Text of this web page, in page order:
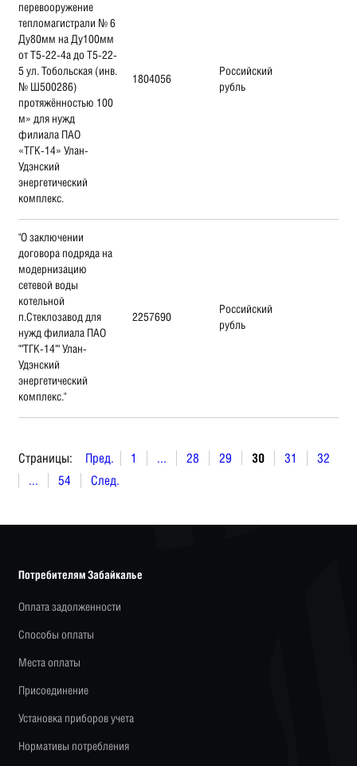
перевооружение
тепломагистрали № 6
Ду80мм на Ду100мм
от Т5-22-4а до Т5-22-
5 ул. Тобольская (инв.
№ Ш500286)
протяжённостью 100
м» для нужд
филиала ПАО
«ТГК-14» Улан-
Удэнский
энергетический
комплекс.
1804056
Российский
рубль
"О заключении
договора подряда на
модернизацию
сетевой воды
котельной
п.Стеклозавод для
нужд филиала ПАО
""ТГК-14"" Улан-
Удэнский
энергетический
комплекс."
2257690
Российский
рубль
Страницы: Пред. 1 ... 28 29 30 31
32
...
54 След.
Потребителям Забайкалье
Оплата задолженности
Способы оплаты
Места оплаты
Присоединение
Установка приборов учета
Нормативы потребления